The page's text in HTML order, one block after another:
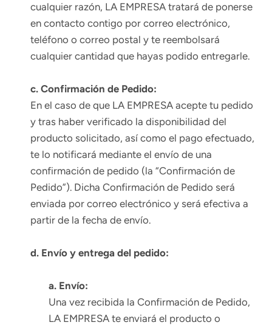
cualquier razón, LA EMPRESA tratará de ponerse
en contacto contigo por correo electrónico,
teléfono o correo postal y te reembolsará
cualquier cantidad que hayas podido entregarle.
c. Confirmación de Pedido:
En el caso de que LA EMPRESA acepte tu pedido
y tras haber verificado la disponibilidad del
producto solicitado, así como el pago efectuado,
te lo notificará mediante el envío de una
confirmación de pedido (la “Confirmación de
Pedido”). Dicha Confirmación de Pedido será
enviada por correo electrónico y será efectiva a
partir de la fecha de envío.
d. Envío y entrega del pedido:
a. Envío:
Una vez recibida la Confirmación de Pedido,
LA EMPRESA te enviará el producto o